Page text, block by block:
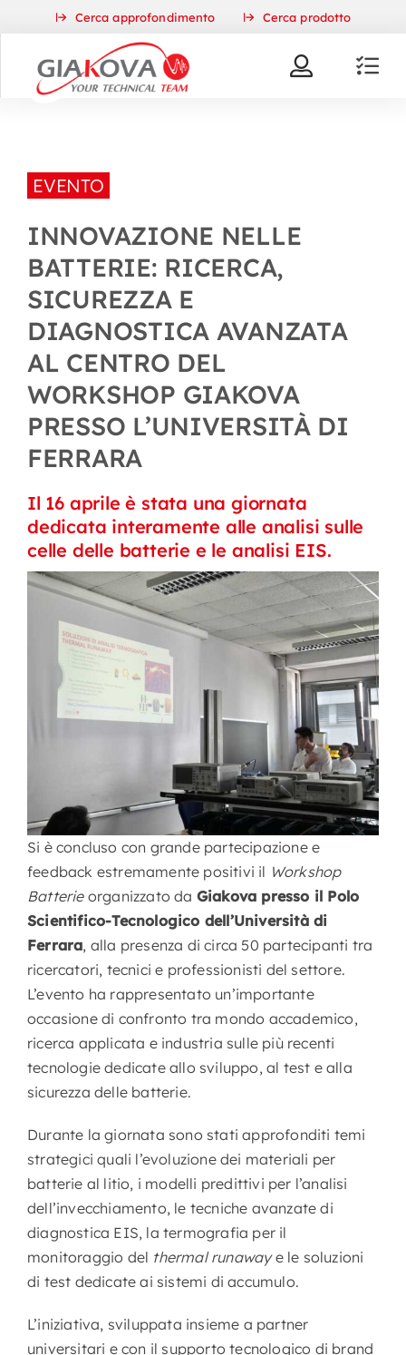
content
Cerca approfondimento Cerca prodotto
EVENTO
INNOVAZIONE NELLE
BATTERIE: RICERCA,
SICUREZZA E
DIAGNOSTICA AVANZATA
AL CENTRO DEL
WORKSHOP GIAKOVA
PRESSO L’UNIVERSITÀ DI
FERRARA
Il 16 aprile è stata una giornata
dedicata interamente alle analisi sulle
celle delle batterie e le analisi EIS.
Si è concluso con grande partecipazione e
feedback estremamente positivi il Workshop
Batterie organizzato da Giakova presso il Polo
Scientifico-Tecnologico dell’Università di
Ferrara, alla presenza di circa 50 partecipanti tra
ricercatori, tecnici e professionisti del settore.
L’evento ha rappresentato un’importante
occasione di confronto tra mondo accademico,
ricerca applicata e industria sulle più recenti
tecnologie dedicate allo sviluppo, al test e alla
sicurezza delle batterie.
Durante la giornata sono stati approfonditi temi
strategici quali l’evoluzione dei materiali per
batterie al litio, i modelli predittivi per l’analisi
dell’invecchiamento, le tecniche avanzate di
diagnostica EIS, la termografia per il
monitoraggio del thermal runawaye le soluzioni
di test dedicate ai sistemi di accumulo.
L’iniziativa, sviluppata insieme a partner
universitari e con il supporto tecnologico di brand